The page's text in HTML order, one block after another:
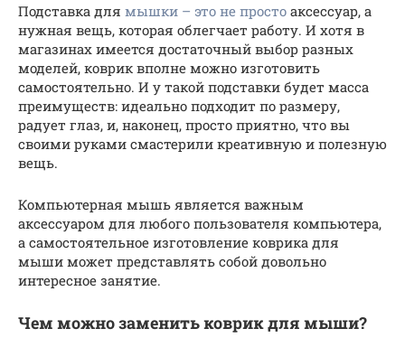
Подставка для мышки – это не просто аксессуар, а
нужная вещь, которая облегчает работу. И хотя в
магазинах имеется достаточный выбор разных
моделей, коврик вполне можно изготовить
самостоятельно. И у такой подставки будет масса
преимуществ: идеально подходит по размеру,
радует глаз, и, наконец, просто приятно, что вы
своими руками смастерили креативную и полезную
вещь.
Компьютерная мышь является важным
аксессуаром для любого пользователя компьютера,
а самостоятельное изготовление коврика для
мыши может представлять собой довольно
интересное занятие.
Чем можно заменить коврик для мыши?